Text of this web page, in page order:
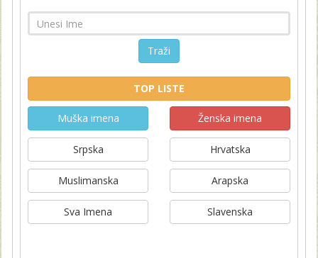
Traži
TOP LISTE
Muška imena Ženska imena
Srpska Hrvatska
Muslimanska Arapska
Sva Imena Slavenska